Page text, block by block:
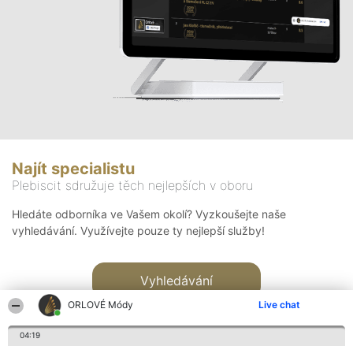
ORLOVÉ Módy Live chat
04:19
Najít specialistu
Plebiscit sdružuje těch nejlepších v oboru
Hledáte odborníka ve Vašem okolí? Vyzkoušejte naše
vyhledávání. Využívejte pouze ty nejlepší služby!
Vyhledávání